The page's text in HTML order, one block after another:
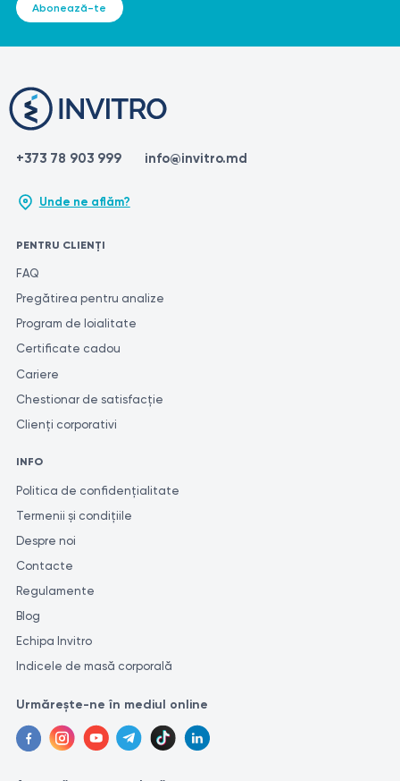
Abonează-te
+373 78 903 999 info@invitro.md
Unde ne aflăm?
PENTRU CLIENȚI
FAQ
Pregătirea pentru analize
Program de loialitate
Certificate cadou
Cariere
Chestionar de satisfacție
Clienți corporativi
INFO
Politica de confidențialitate
Termenii și condițiile
Despre noi
Contacte
Regulamente
Blog
Echipa Invitro
Indicele de masă corporală
Urmărește-ne în mediul online